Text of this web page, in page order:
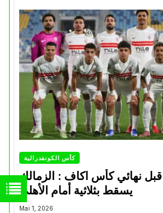
كأس الكونفدرالية
قبل نهائي كأس اكاف : الزمالك
Mai 1, 2026